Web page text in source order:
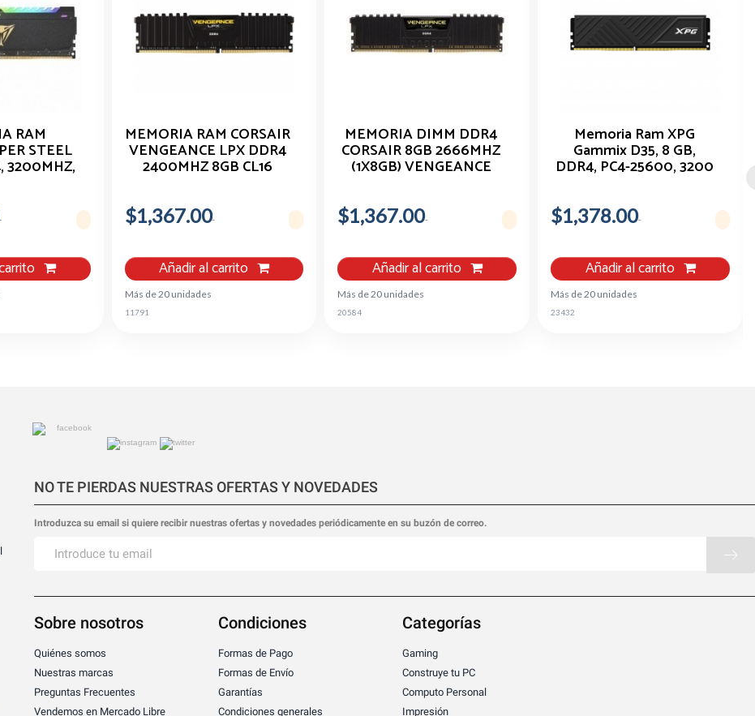
RAM
STEEL
3200MHZ,
MEMORIA RAM CORSAIR
VENGEANCE LPX DDR4
2400MHZ 8GB CL16
$1,367.00
Añadir al carrito
Más de 20 unidades
11791
MEMORIA DIMM DDR4
CORSAIR 8GB 2666MHZ
(1X8GB) VENGEANCE
$1,367.00
Añadir al carrito
Más de 20 unidades
20584
Memoria Ram XPG
Gammix D35, 8 GB,
DDR4, PC4-25600, 3200
$1,378.00
Añadir al carrito
Más de 20 unidades
23432
NO TE PIERDAS NUESTRAS OFERTAS Y NOVEDADES
Introduzca su email si quiere recibir nuestras ofertas y novedades periódicamente en su buzón de correo.
Sobre nosotros
Quiénes somos
Nuestras marcas
Preguntas Frecuentes
Vendemos en Mercado Libre
Condiciones
Formas de Pago
Formas de Envío
Garantías
Condiciones generales
Categorías
Gaming
Construye tu PC
Computo Personal
Impresión